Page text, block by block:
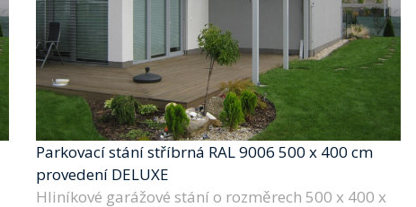
Parkovací stání stříbrná RAL 9006 500 x 400 cm
provedení DELUXE
Hliníkové garážové stání o rozměrech 500 x 400 x